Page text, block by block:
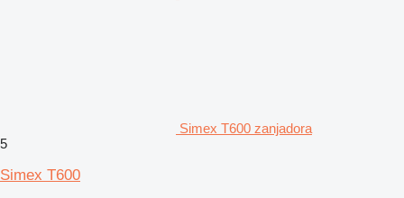
Simex T600 zanjadora
5
Simex T600